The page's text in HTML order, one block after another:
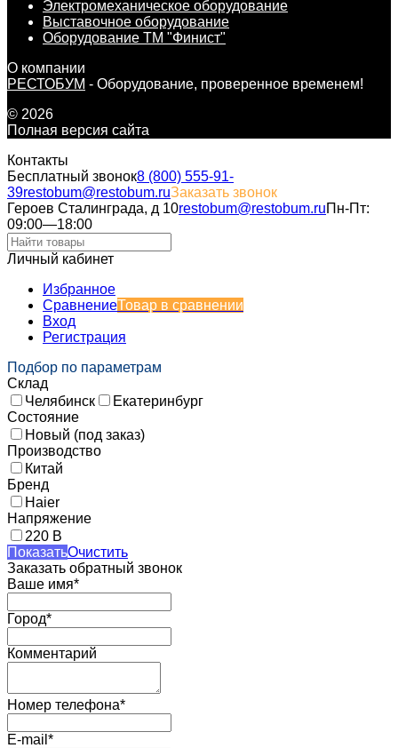
Электромеханическое оборудование
Выставочное оборудование
Оборудование ТМ "Финист"
О компании
РЕСТОБУМ - Оборудование, проверенное временем!
© 2026
Полная версия сайта
Контакты
Бесплатный звонок8 (800) 555-91-
39restobum@restobum.ruЗаказать звонок
Героев Сталинграда, д 10restobum@restobum.ruПн-Пт:
09:00—18:00
Личный кабинет
Избранное
СравнениеТовар в сравнении
Вход
Регистрация
Подбор по параметрам
Склад
Челябинск
Екатеринбург
Состояние
Новый (под заказ)
Производство
Китай
Бренд
Haier
Напряжение
220 В
ПоказатьОчистить
Заказать обратный звонок
Ваше имя*
Город*
Комментарий
Номер телефона*
E-mail*